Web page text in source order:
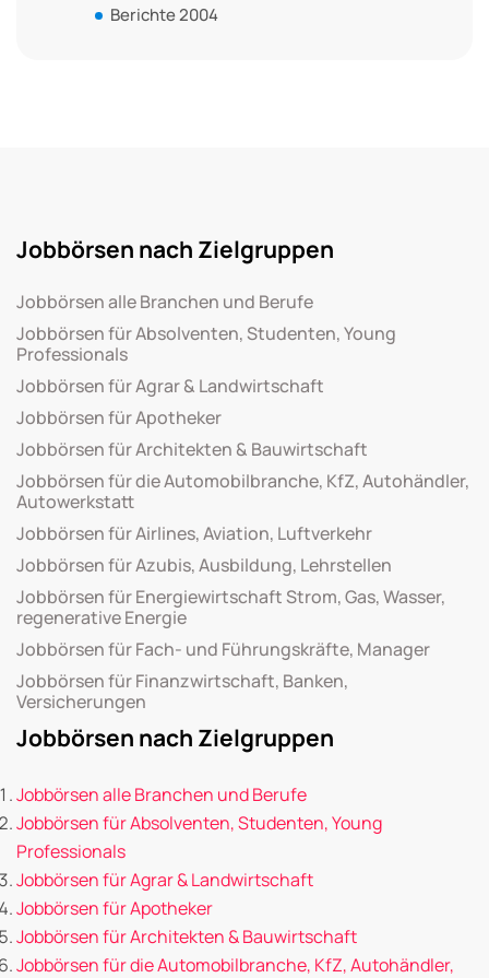
Berichte 2004
Jobbörsen nach Zielgruppen
Jobbörsen alle Branchen und Berufe
Jobbörsen für Absolventen, Studenten, Young
Professionals
Jobbörsen für Agrar & Landwirtschaft
Jobbörsen für Apotheker
Jobbörsen für Architekten & Bauwirtschaft
Jobbörsen für die Automobilbranche, KfZ, Autohändler,
Autowerkstatt
Jobbörsen für Airlines, Aviation, Luftverkehr
Jobbörsen für Azubis, Ausbildung, Lehrstellen
Jobbörsen für Energiewirtschaft Strom, Gas, Wasser,
regenerative Energie
Jobbörsen für Fach- und Führungskräfte, Manager
Jobbörsen für Finanzwirtschaft, Banken,
Versicherungen
Jobbörsen nach Zielgruppen
Jobbörsen alle Branchen und Berufe
Jobbörsen für Absolventen, Studenten, Young
Professionals
Jobbörsen für Agrar & Landwirtschaft
Jobbörsen für Apotheker
Jobbörsen für Architekten & Bauwirtschaft
Jobbörsen für die Automobilbranche, KfZ, Autohändler,